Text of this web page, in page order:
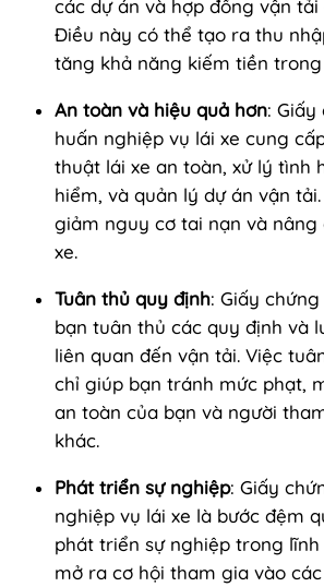
các dự án và hợp đồng vận
Điều này có thể tạo ra thu
tăng khả năng kiếm tiền trong
An toàn và hiệu quả hơn:
huấn nghiệp vụ lái xe cung
thuật lái xe an toàn, xử lý tình
hiểm, và quản lý dự án vận
giảm nguy cơ tai nạn và nâng
xe.
Tuân thủ quy định: Giấy
bạn tuân thủ các quy định và
liên quan đến vận tải. Việc
chỉ giúp bạn tránh mức phạt,
an toàn của bạn và người
khác.
Phát triển sự nghiệp: Giấy
nghiệp vụ lái xe là bước đệm
phát triển sự nghiệp trong lĩnh
mở ra cơ hội tham gia vào